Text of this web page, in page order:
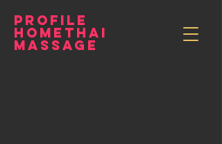
PROFILE
HOMETHAI
MASSAGE